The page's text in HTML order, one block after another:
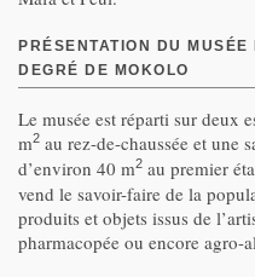
PRÉSENTATION DU
DEGRÉ DE MOKOLO
Le musée est réparti sur deux
m2 au rez-de-chaussée et une
d’environ 40 m2 au premier
vend le savoir-faire de la
produits et objets issus de
pharmacopée ou encore agro-